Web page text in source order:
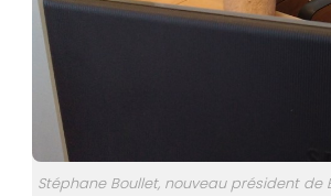
Stéphane Boullet, nouveau président de